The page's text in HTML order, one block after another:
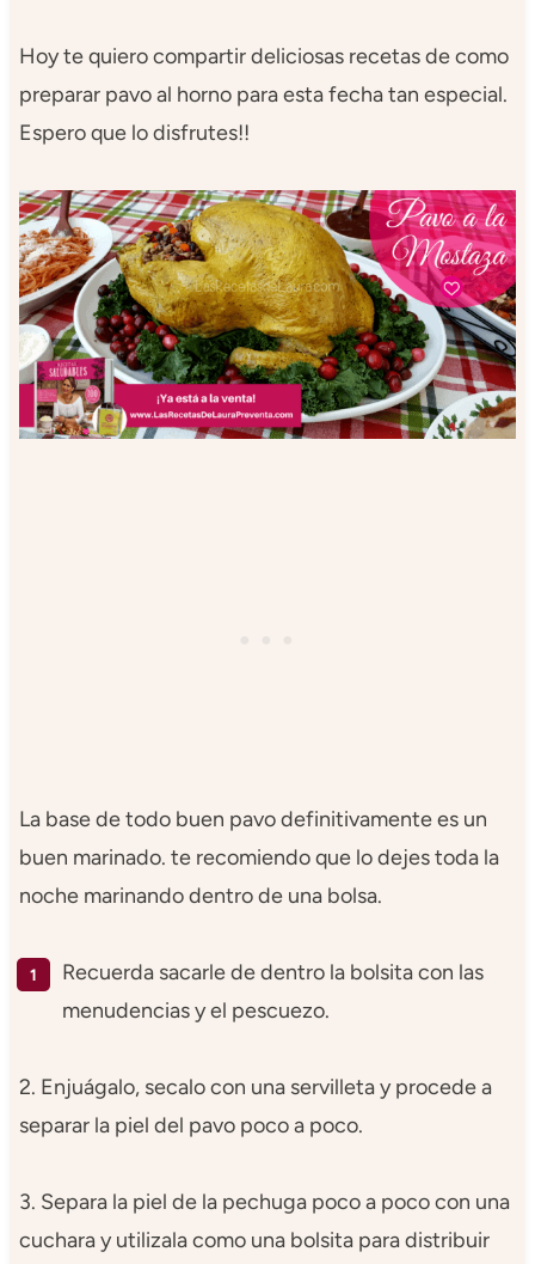
Hoy te quiero compartir deliciosas recetas de como
preparar pavo al horno para esta fecha tan especial.
Espero que lo disfrutes!!
La base de todo buen pavo definitivamente es un
buen marinado. te recomiendo que lo dejes toda la
noche marinando dentro de una bolsa.
Recuerda sacarle de dentro la bolsita con las
menudencias y el pescuezo.
2. Enjuágalo, secalo con una servilleta y procede a
separar la piel del pavo poco a poco.
3. Separa la piel de la pechuga poco a poco con una
cuchara y utilizala como una bolsita para distribuir